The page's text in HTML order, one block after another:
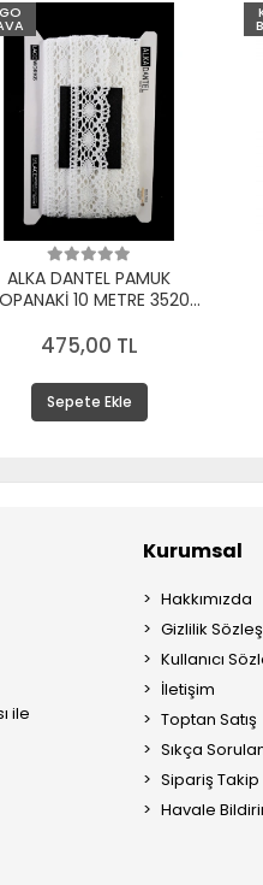
ALKA DANTEL PAMUK
10 METRE 3520
475,00 TL
Sepete Ekle
ile
Kurumsal
Hakkımızda
Gizlilik
Kullanıcı
İletişim
Toptan Satış
Sıkça
Sipariş Takip
Havale